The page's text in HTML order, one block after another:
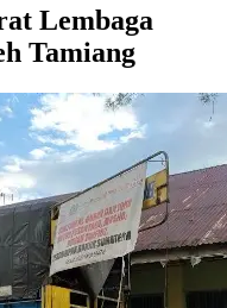
Lembaga
Tamiang